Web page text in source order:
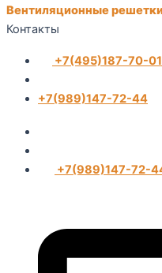
Вентиляционные
Контакты
+7(495)187-70-01
+7(989)147-72-44
+7(989)147-72-